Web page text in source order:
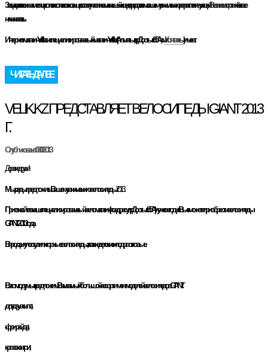
За эти два весенних месяца сотни и сотни казахстанцев стали участниками нашей акции, предлагаем вашему вниманию ретроспективу акции"Весеннее настроение"- как все
начиналось.
Интернет-магазин Velik.kz и специализированный магазин Velik.kz (г. Алматы, пр. Достык 85А, см.Контакты) имеет...
ЧИТАТЬ ДАЛЕЕ
VELIK.KZ ПРЕДСТАВЛЯЕТ ВЕЛОСИПЕДЫ GIANT 2013
Г.
Опубликовано: 09.02.2013
Дорогие друзья!
Мы рады предложить Вашему вниманию велосипеды2013
Приезжайте в наш специализированный веломагазин (по адресу пр. Достык 85А) и уже сегодня Вы сможете приобрести велосипеды
GIANT 2013 года.
В продажу поступили горные велосипеды, а так же детские и подростковые.
В этом году мы предложим Вам самый большой ассортимент моделей велосипедов GIANT:
- для даунхила;
- фрирайда;
- кросс-кантри;